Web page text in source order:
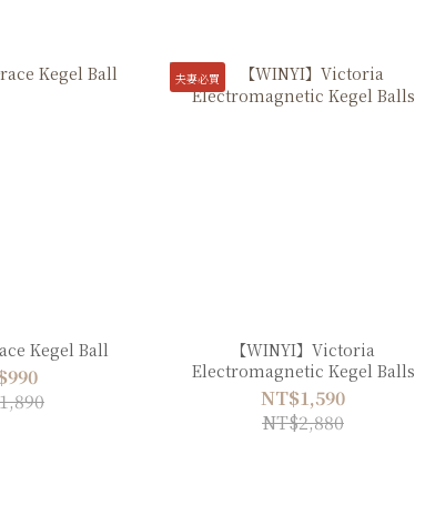
Kegel Ball
夫妻必買
【WINYI】Victoria
Electromagnetic Kegel Balls
NT$1,590
NT$2,880